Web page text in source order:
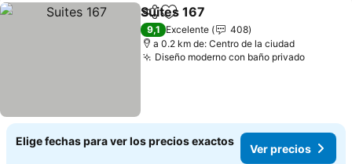
CompartirAgregar a favoritos
Suites 167
9,1 Excelente
408
a 0.2 km de: Centro de la ciudad
Diseño moderno con baño privadoVer
Elige fechas para ver los precios exactos
Ver precios